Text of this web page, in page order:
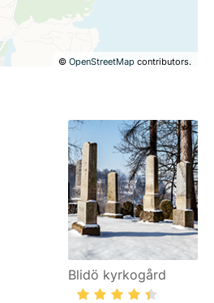
©OpenStreetMap contributors.
Blidö kyrkogård